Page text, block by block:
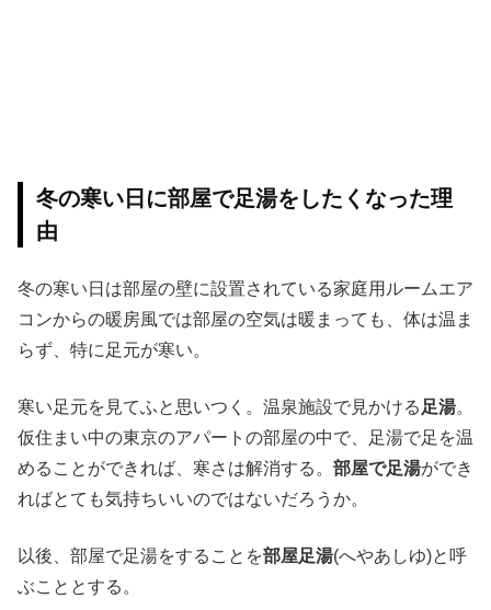
冬の寒い日に部屋で足湯をしたくなった理
由
冬の寒い日は部屋の壁に設置されている家庭用ルームエア
コンからの暖房風では部屋の空気は暖まっても、体は温ま
らず、特に足元が寒い。
寒い足元を見てふと思いつく。温泉施設で見かける 足湯。
仮住まい中の東京のアパートの部屋の中で、足湯で足を温
めることができれば、寒さは解消する。 部屋で足湯ができ
ればとても気持ちいいのではないだろうか。
以後、部屋で足湯をすることを部屋足湯(へやあしゆ)と呼
ぶこととする。